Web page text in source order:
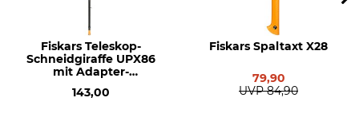
Fiskars Teleskop-
Schneidgiraffe UPX86
mit Adapter-
143,00
Fiskars Spaltaxt X28
79,90
UVP 84,90